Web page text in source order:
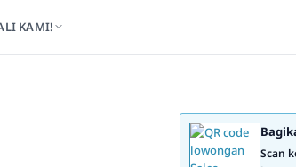
KAMI!
Scan